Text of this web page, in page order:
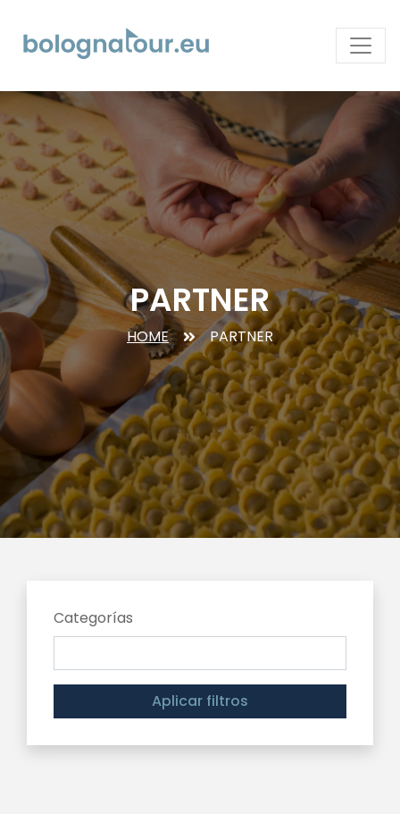
PARTNER
HOME PARTNER
Categorías
Aplicar filtros